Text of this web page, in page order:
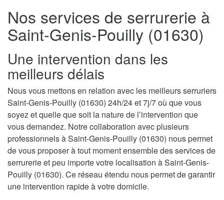
Nos services de serrurerie à
Saint-Genis-Pouilly (01630)
Une intervention dans les
meilleurs délais
Nous vous mettons en relation avec les meilleurs serruriers
Saint-Genis-Pouilly (01630) 24h/24 et 7j/7 où que vous
soyez et quelle que soit la nature de l’intervention que
vous demandez. Notre collaboration avec plusieurs
professionnels à Saint-Genis-Pouilly (01630) nous permet
de vous proposer à tout moment ensemble des services de
serrurerie et peu importe votre localisation à Saint-Genis-
Pouilly (01630). Ce réseau étendu nous permet de garantir
une intervention rapide à votre domicile.